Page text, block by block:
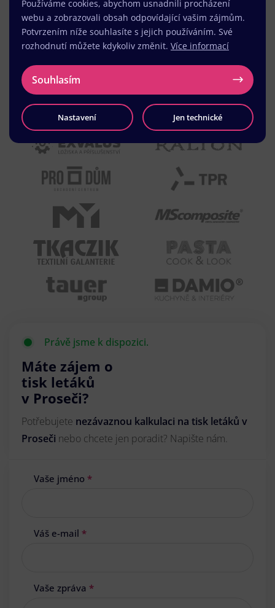
Právě jsme k dispozici.
Máte zájem o
tisk letáků
v Proseči?
Potřebujete nezávaznou kalkulaci na tisk letáků v
Proseči nebo chcete jen poradit? Napište nám.
Vaše jméno *
Váš e-mail *
Vaše zpráva *
Používáme cookies, abychom usnadnili procházení
webu a zobrazovali obsah odpovídající vašim zájmům.
Potvrzením níže souhlasíte s jejich používáním. Své
rozhodnutí můžete kdykoliv změnit. Více informací
Souhlasím
Nastavení Jen technické